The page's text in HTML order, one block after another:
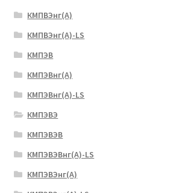
КМПВЭнг(А)
КМПВЭнг(А)-LS
КМПЭВ
КМПЭВнг(А)
КМПЭВнг(А)-LS
КМПЭВЭ
КМПЭВЭВ
КМПЭВЭВнг(А)-LS
КМПЭВЭнг(А)